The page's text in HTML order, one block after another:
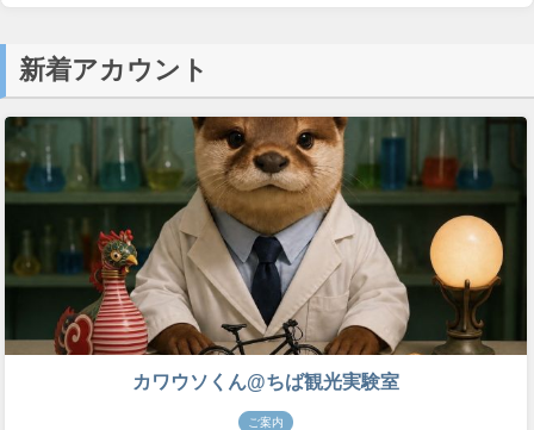
新着アカウント
カワウソくん@ちば観光実験室
ご案内